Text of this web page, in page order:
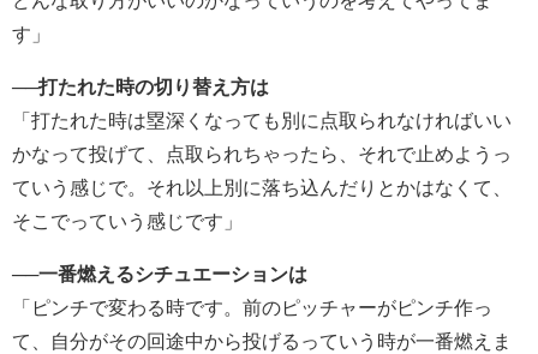
す」
──打たれた時の切り替え方は
「打たれた時は塁深くなっても別に点取られなければいい
かなって投げて、点取られちゃったら、それで止めようっ
ていう感じで。それ以上別に落ち込んだりとかはなくて、
そこでっていう感じです」
──一番燃えるシチュエーションは
「ピンチで変わる時です。前のピッチャーがピンチ作っ
て、自分がその回途中から投げるっていう時が一番燃えま